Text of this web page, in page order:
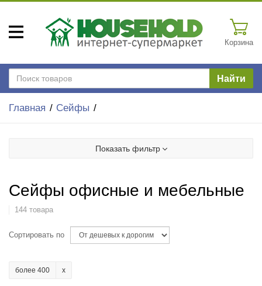
Корзина
Найти
Главная Сейфы
Показать фильтр
Сейфы офисные и мебельные
144 товара
Сортировать по
более 400